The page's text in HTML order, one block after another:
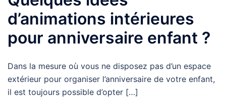
d’animations intérieures
pour anniversaire enfant ?
Dans la mesure où vous ne disposez pas d’un espace
extérieur pour organiser l’anniversaire de votre enfant,
il est toujours possible d’opter […]